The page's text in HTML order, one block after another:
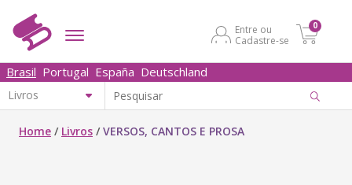
Entre ou
Cadastre-se
0
Brasil Portugal España Deutschland
Home / Livros /VERSOS, CANTOS E PROSA